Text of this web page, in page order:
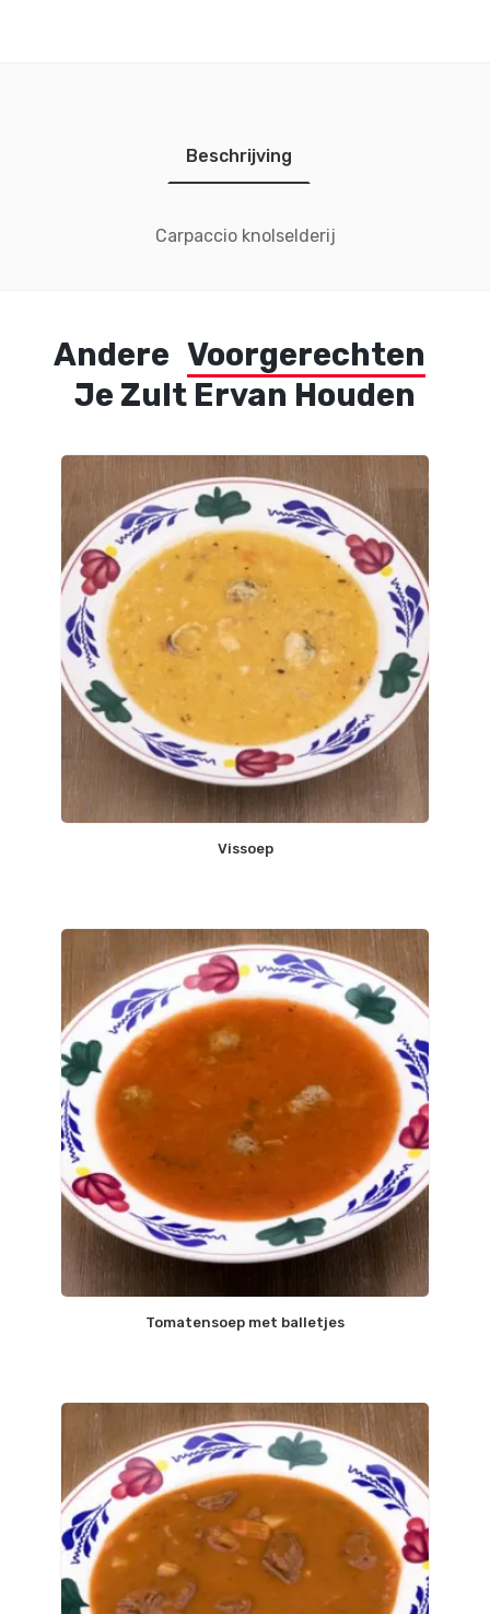
Beschrijving
Carpaccio knolselderij
Andere Voorgerechten
Je Zult Ervan Houden
Vissoep
Tomatensoep met balletjes